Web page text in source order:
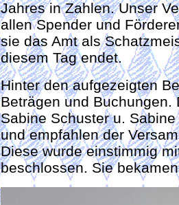
Jahres in Zahlen. Unser
allen Spender und
sie das Amt als
diesem Tag endet.
Hinter den aufgezeigten
Beträgen und
Sabine Schuster u.
und empfahlen der
Diese wurde einstimmig
beschlossen. Sie